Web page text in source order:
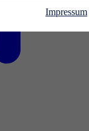
Impressum